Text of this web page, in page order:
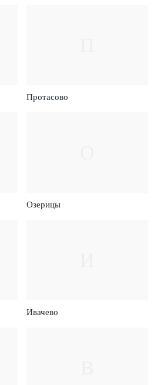
Протасово
Озерицы
Ивачево